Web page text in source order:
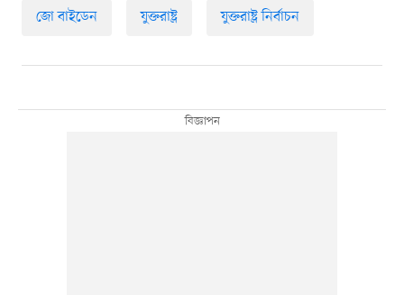
জো বাইডেন যুক্তরাষ্ট্র যুক্তরাষ্ট্র নির্বাচন